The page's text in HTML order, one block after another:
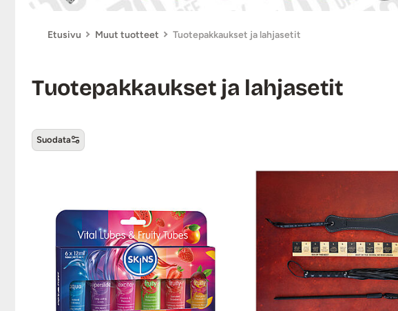
Etusivu Muut tuotteet Tuotepakkaukset ja lahjasetit
Tuotepakkaukset ja lahjasetit
Suodata
Tuotepakkaukset ja lahjasetit -tuotteet